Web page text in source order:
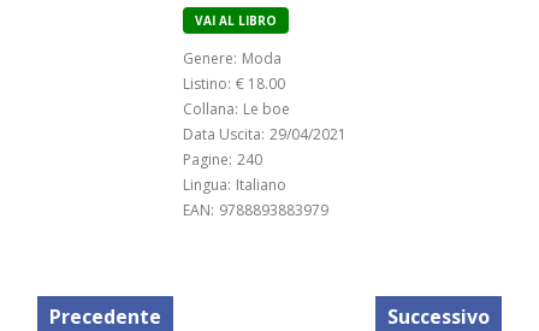
VAI AL LIBRO
Genere: Moda
Listino: € 18.00
Collana: Le boe
Data Uscita: 29/04/2021
Pagine: 240
Lingua: Italiano
EAN: 9788893883979
Precedente Successivo